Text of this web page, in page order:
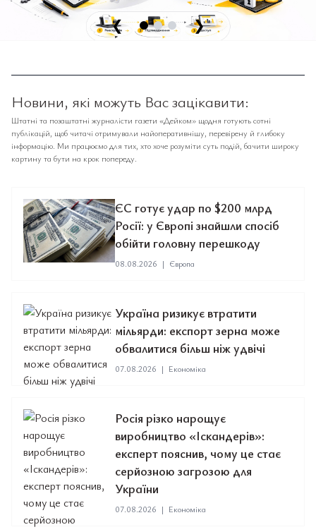
❮ ❯
Новини, які можуть Вас зацікавити:
Штатні та позаштатні журналісти газети «Дейком» щодня готують сотні
публікацій, щоб читачі отримували найоперативнішу, перевірену й глибоку
інформацію. Ми працюємо для тих, хто хоче розуміти суть подій, бачити широку
картину та бути на крок попереду.
ЄС готує удар по $200 млрд
Росії: у Європі знайшли спосіб
обійти головну перешкоду
08.08.2026 | Європа
Україна ризикує втратити
мільярди: експорт зерна може
обвалитися більш ніж удвічі
07.08.2026 | Економіка
Росія різко нарощує
виробництво «Іскандерів»:
експерт пояснив, чому це стає
серйозною загрозою для
України
07.08.2026 | Економіка